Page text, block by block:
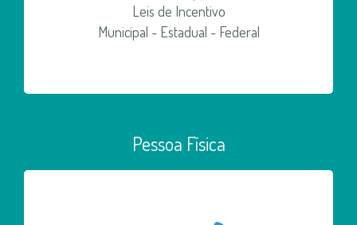
Leis de Incentivo
Municipal - Estadual - Federal
Pessoa Física